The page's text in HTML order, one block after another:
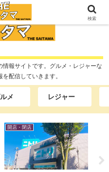
報サイトです。グルメ・レジャーな
配信していきます。
メ レジャー
グルメ
検索